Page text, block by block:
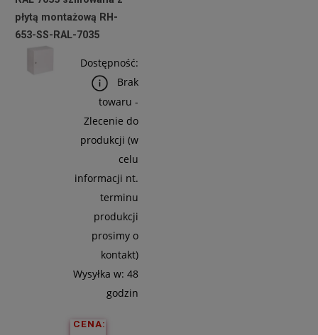
Koszyka
płytą montażową RH-
653-SS-RAL-7035
Dostępność:
Brak
towaru -
Zlecenie do
produkcji (w
celu
informacji nt.
terminu
produkcji
prosimy o
kontakt)
Wysyłka w: 48
godzin
CENA: